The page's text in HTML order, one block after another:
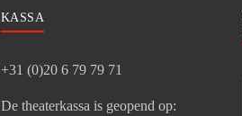
KASSA
+31 (0)20 6 79 79 71
De theaterkassa is geopend op: